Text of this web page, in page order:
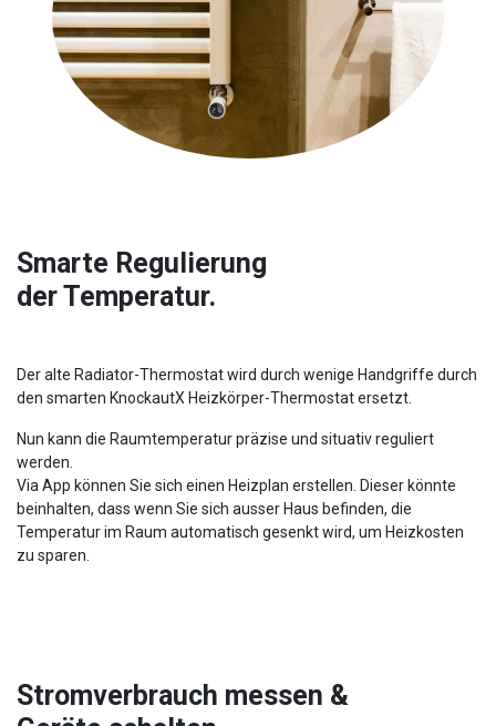
Smarte Regulierung
der Temperatur.
Der alte Radiator-Thermostat wird durch wenige Handgriffe durch
den smarten KnockautX Heizkörper-Thermostat ersetzt.
Nun kann die Raumtemperatur präzise und situativ reguliert
werden.
Via App können Sie sich einen Heizplan erstellen. Dieser könnte
beinhalten, dass wenn Sie sich ausser Haus befinden, die
Temperatur im Raum automatisch gesenkt wird, um Heizkosten
zu sparen.
Stromverbrauch messen &